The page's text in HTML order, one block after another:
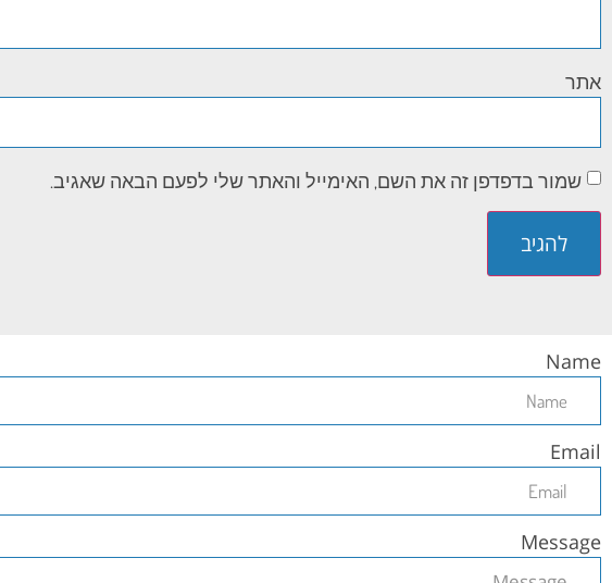
אתר
שמור בדפדפן זה את השם, האימייל והאתר שלי לפעם הבאה שאגיב.
Name
Email
Message